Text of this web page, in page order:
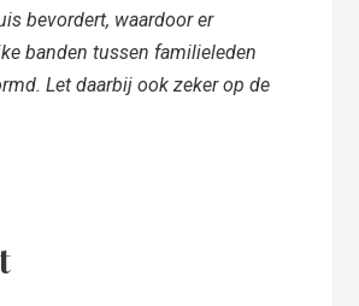
bevordert, waardoor er
banden tussen familieleden
Let daarbij ook zeker op de